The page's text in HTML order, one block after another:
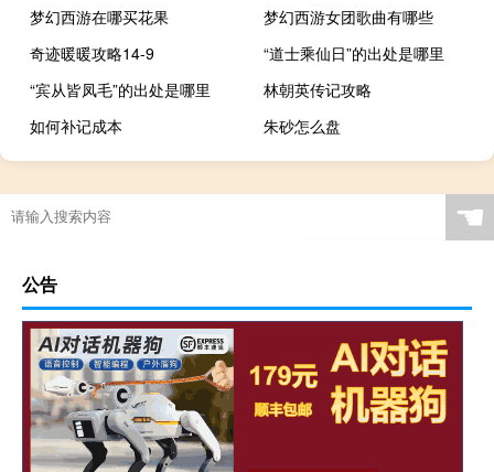
梦幻西游在哪买花果
梦幻西游女团歌曲有哪些
奇迹暖暖攻略14-9
“道士乘仙日”的出处是哪里
“宾从皆凤毛”的出处是哪里
林朝英传记攻略
如何补记成本
朱砂怎么盘
☚
公告